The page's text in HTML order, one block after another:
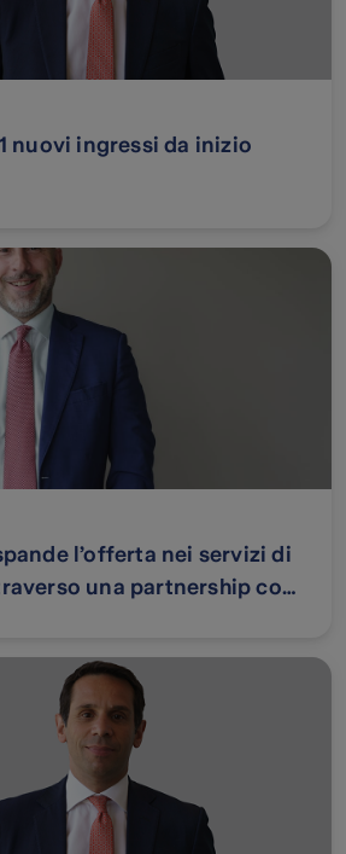
nuovi ingressi da inizio
l’offerta nei servizi di
una partnership con